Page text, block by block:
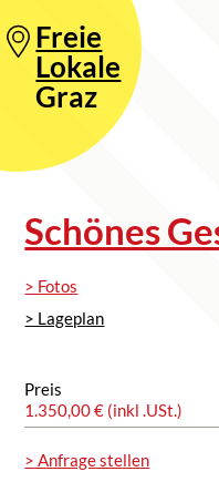
Freie
Lokale
Graz
Schönes
> Fotos
> Lageplan
Preis
1.350,00 € (inkl .USt.)
> Anfrage stellen